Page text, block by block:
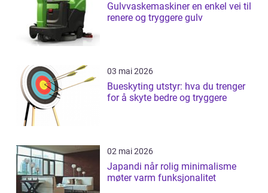
Gulvvaskemaskiner en enkel vei til
renere og tryggere gulv
03 mai 2026
Bueskyting utstyr: hva du trenger
for å skyte bedre og tryggere
02 mai 2026
Japandi når rolig minimalisme
møter varm funksjonalitet